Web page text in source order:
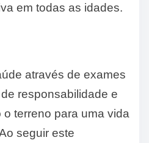
em todas as idades.
através de exames
responsabilidade e
terreno para uma vida
seguir este